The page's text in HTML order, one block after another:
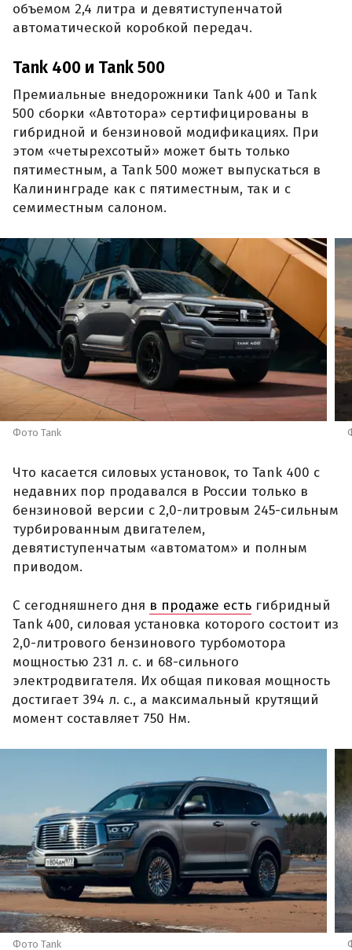
объемом 2,4 литра и девятиступенчатой
автоматической коробкой передач.
Tank 400 и Tank 500
Премиальные внедорожники Tank 400 и Tank
500 сборки «Автотора» сертифицированы в
гибридной и бензиновой модификациях. При
этом «четырехсотый» может быть только
пятиместным, а Tank 500 может выпускаться в
Калининграде как с пятиместным, так и с
семиместным салоном.
Фото Tank
Что касается силовых установок, то Tank 400 с
недавних пор продавался в России только в
бензиновой версии с 2,0-литровым 245-сильным
турбированным двигателем,
девятиступенчатым «автоматом» и полным
приводом.
С сегодняшнего дня в продаже есть гибридный
Tank 400, силовая установка которого состоит из
2,0-литрового бензинового турбомотора
мощностью 231 л. с. и 68-сильного
электродвигателя. Их общая пиковая мощность
достигает 394 л. с., а максимальный крутящий
момент составляет 750 Нм.
Фото Tank